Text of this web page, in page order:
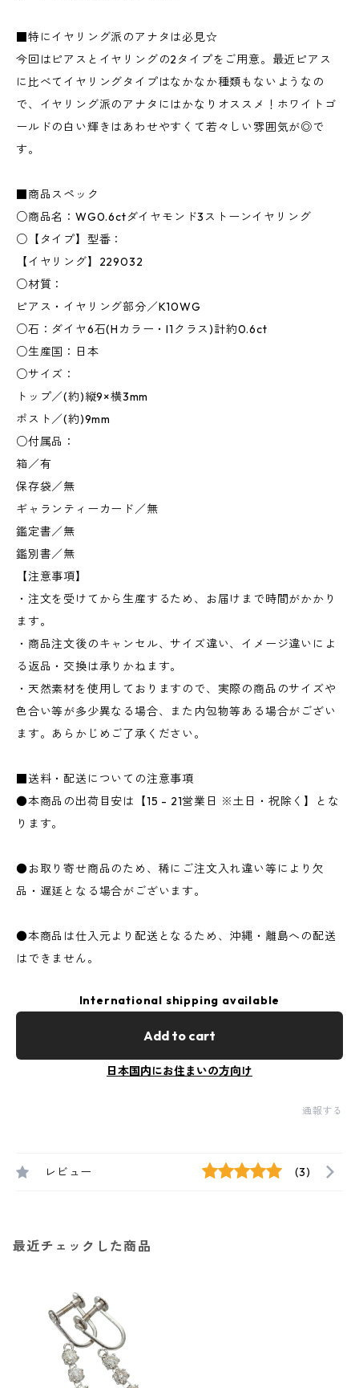
■特にイヤリング派のアナタは必見☆
今回はピアスとイヤリングの2タイプをご用意。最近ピアス
に比べてイヤリングタイプはなかなか種類もないようなの
で、イヤリング派のアナタにはかなりオススメ！ホワイトゴ
ールドの白い輝きはあわせやすくて若々しい雰囲気が◎で
す。
■商品スペック
○商品名：WG0.6ctダイヤモンド3ストーンイヤリング
○【タイプ】型番：
【イヤリング】229032
○材質：
ピアス・イヤリング部分／K10WG
○石：ダイヤ6石(Hカラー・I1クラス)計約0.6ct
○生産国：日本
○サイズ：
トップ／(約)縦9×横3mm
ポスト／(約)9mm
○付属品：
箱／有
保存袋／無
ギャランティーカード／無
鑑定書／無
鑑別書／無
【注意事項】
・注文を受けてから生産するため、お届けまで時間がかかり
ます。
・商品注文後のキャンセル、サイズ違い、イメージ違いによ
る返品・交換は承りかねます。
・天然素材を使用しておりますので、実際の商品のサイズや
色合い等が多少異なる場合、また内包物等ある場合がござい
ます。あらかじめご了承ください。
■送料・配送についての注意事項
●本商品の出荷目安は【15 - 21営業日 ※土日・祝除く】とな
ります。
●お取り寄せ商品のため、稀にご注文入れ違い等により欠
品・遅延となる場合がございます。
●本商品は仕入元より配送となるため、沖縄・離島への配送
はできません。
International shipping available
Add to cart
日本国内にお住まいの方向け
通報する
レビュー (3)
最近チェックした商品